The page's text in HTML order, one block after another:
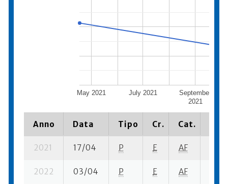
May 2021 July 2021
September
2021
Anno Data Tipo Cr. Cat.
2021 17/04 P E AF
2022 03/04 P E AF